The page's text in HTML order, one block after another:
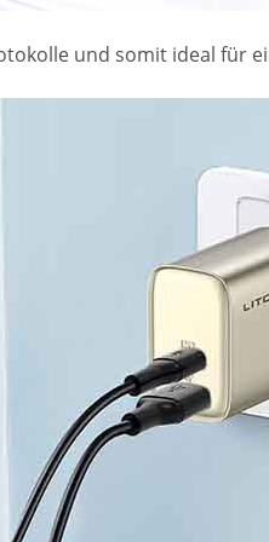
und somit ideal für